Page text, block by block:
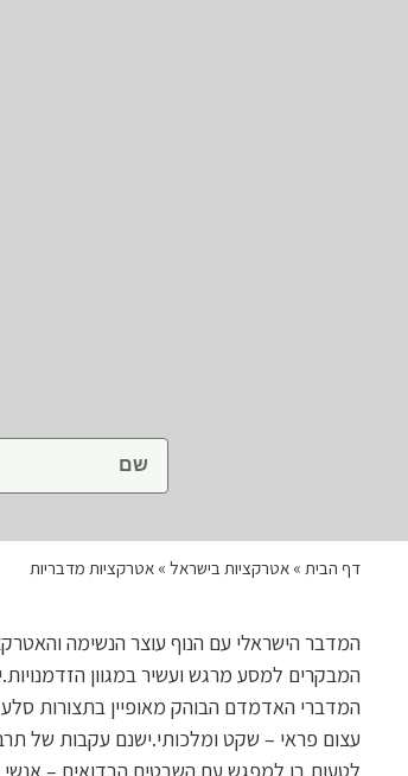
דף הבית » אטרקציות בישראל » אטרקציות מדבריות
המדבר הישראלי עם הנוף עוצר הנשימה
המדברי האדמדם הבוהק מאופיין בתצורות סלע
עצום פראי – שקט ומלכותי.ישנם עקבות של
לטעות בו למפגש עם השבטים הבדואים –